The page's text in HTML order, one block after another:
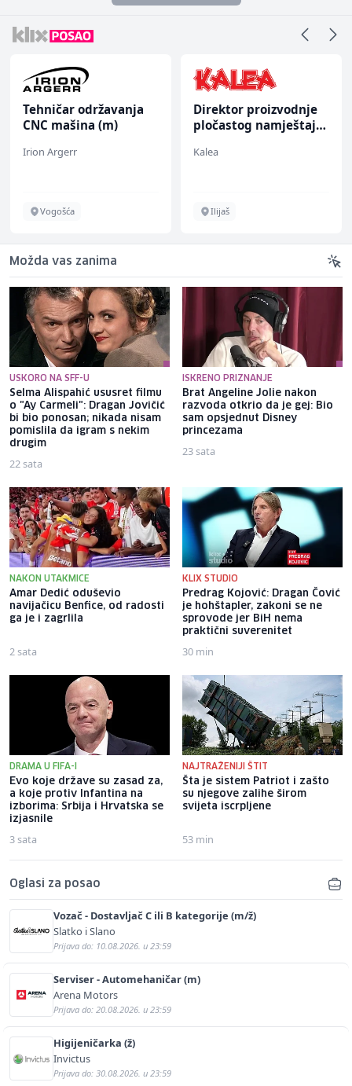
Tehničar održavanja
CNC mašina (m)
Irion Argerr
Vogošća
Direktor proizvodnje
pločastog namještaja
Kalea
Ilijaš
Možda vas zanima
USKORO NA SFF-U
Selma Alispahić ususret filmu
o "Ay Carmeli": Dragan Jovičić
bi bio ponosan; nikada nisam
pomislila da igram s nekim
drugim
22 sata
ISKRENO PRIZNANJE
Brat Angeline Jolie nakon
razvoda otkrio da je gej: Bio
sam opsjednut Disney
princezama
23 sata
NAKON UTAKMICE
Amar Dedić oduševio
navijačicu Benfice, od radosti
ga je i zagrlila
2 sata
KLIX STUDIO
Predrag Kojović: Dragan Čović
je hohštapler, zakoni se ne
sprovode jer BiH nema
praktični suverenitet
30 min
DRAMA U FIFA-I
Evo koje države su zasad za,
a koje protiv Infantina na
izborima: Srbija i Hrvatska se
izjasnile
3 sata
NAJTRAŽENIJI ŠTIT
Šta je sistem Patriot i zašto
su njegove zalihe širom
svijeta iscrpljene
53 min
Oglasi za posao
Vozač - Dostavljač C ili B kategorije (m/ž)
Slatko i Slano
Prijava do: 10.08.2026. u 23:59
Serviser - Automehaničar (m)
Arena Motors
Prijava do: 20.08.2026. u 23:59
Higijeničarka (ž)
Invictus
Prijava do: 30.08.2026. u 23:59